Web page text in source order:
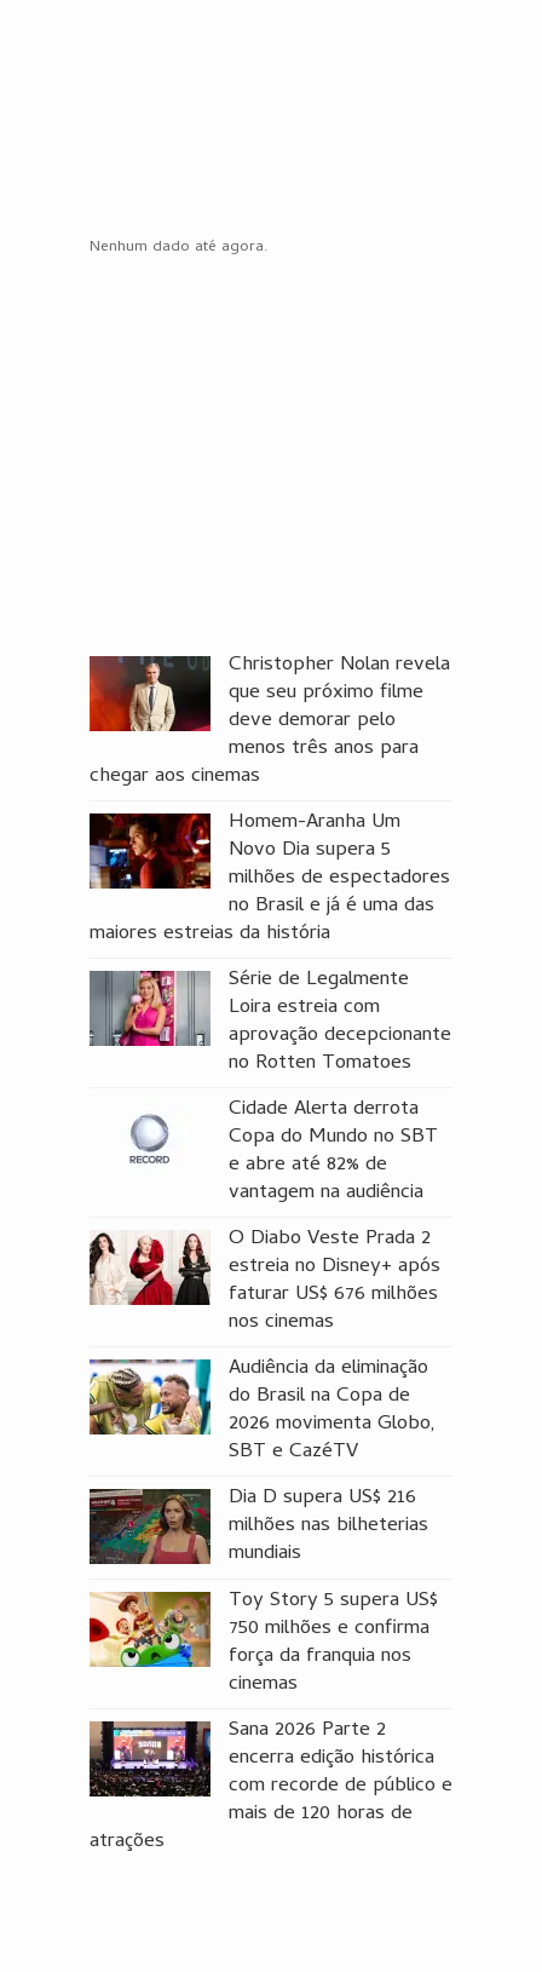
Nenhum dado até agora.
Christopher Nolan revela
que seu próximo filme
deve demorar pelo
menos três anos para
chegar aos cinemas
Homem-Aranha Um
Novo Dia supera 5
milhões de espectadores
no Brasil e já é uma das
maiores estreias da história
Série de Legalmente
Loira estreia com
aprovação decepcionante
no Rotten Tomatoes
Cidade Alerta derrota
Copa do Mundo no SBT
e abre até 82% de
vantagem na audiência
O Diabo Veste Prada 2
estreia no Disney+ após
faturar US$ 676 milhões
nos cinemas
Audiência da eliminação
do Brasil na Copa de
2026 movimenta Globo,
SBT e CazéTV
Dia D supera US$ 216
milhões nas bilheterias
mundiais
Toy Story 5 supera US$
750 milhões e confirma
força da franquia nos
cinemas
Sana 2026 Parte 2
encerra edição histórica
com recorde de público e
mais de 120 horas de
atrações